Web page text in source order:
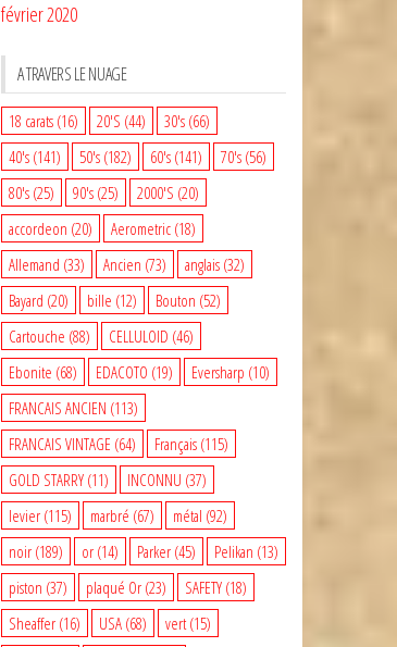
février 2020
A TRAVERS LE NUAGE
18 carats(16) 20'S (44) 30's(66)
40's(141) 50's(182) 60's(141) 70's(56)
80's(25) 90's(25) 2000'S (20)
accordeon (20) Aerometric(18)
Allemand (33) Ancien (73) anglais(32)
Bayard (20) bille (12) Bouton (52)
Cartouche (88) CELLULOID (46)
Ebonite (68) EDACOTO (19) Eversharp (10)
FRANCAIS ANCIEN (113)
FRANCAIS VINTAGE (64) Français(115)
GOLD STARRY(11) INCONNU (37)
levier(115) marbré (67) métal (92)
noir(189) or(14) Parker(45) Pelikan (13)
piston (37) plaqué Or(23) SAFETY(18)
Sheaffer(16) USA(68) vert(15)